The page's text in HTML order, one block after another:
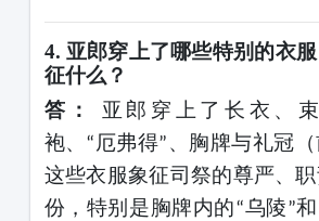
4. 亚郎穿上了哪些特别的衣
征什么？
答：
亚郎穿上了长衣、
袍、 “ 厄弗得” 、胸牌与礼冠（
这些衣服象征司祭的尊严、
份，特别是胸牌内的“乌陵”和